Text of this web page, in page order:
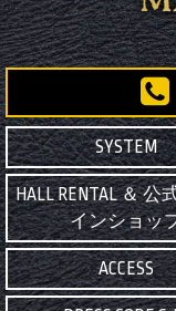
SYSTEM
HALL RENTAL ＆ 公
インショッ
ACCESS